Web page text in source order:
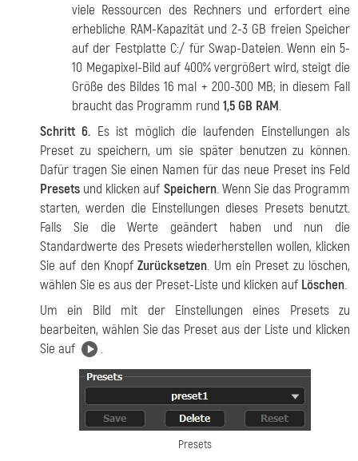
viele Ressourcen des Rechners und erfordert eine
erhebliche RAM-Kapazität und 2-3 GB freien Speicher
auf der Festplatte C:/ für Swap-Dateien. Wenn ein 5-
10 Megapixel-Bild auf 400% vergrößert wird, steigt die
Größe des Bildes 16 mal + 200-300 MB; in diesem Fall
braucht das Programm rund 1,5 GB RAM.
Schritt 6. Es ist möglich die laufenden Einstellungen als
Preset zu speichern, um sie später benutzen zu können.
Dafür tragen Sie einen Namen für das neue Preset ins Feld
Presets und klicken auf Speichern. Wenn Sie das Programm
starten, werden die Einstellungen dieses Presets benutzt.
Falls Sie die Werte geändert haben und nun die
Standardwerte des Presets wiederherstellen wollen, klicken
Sie auf den KnopfZurücksetzen. Um ein Preset zu löschen,
wählen Sie es aus der Preset-Liste und klicken auf Löschen.
Um ein Bild mit der Einstellungen eines Presets zu
bearbeiten, wählen Sie das Preset aus der Liste und klicken
Sie auf
.
Presets